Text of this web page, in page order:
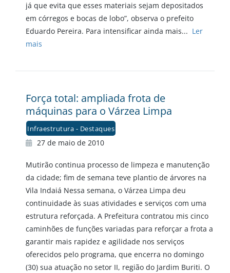
já que evita que esses materiais sejam depositados
em córregos e bocas de lobo”, observa o prefeito
Eduardo Pereira. Para intensificar ainda mais... Ler
mais
Força total: ampliada frota de
máquinas para o Várzea Limpa
Infraestrutura - Destaques
27 de maio de 2010
Mutirão continua processo de limpeza e manutenção
da cidade; fim de semana teve plantio de árvores na
Vila Indaiá Nessa semana, o Várzea Limpa deu
continuidade às suas atividades e serviços com uma
estrutura reforçada. A Prefeitura contratou mis cinco
caminhões de funções variadas para reforçar a frota a
garantir mais rapidez e agilidade nos serviços
oferecidos pelo programa, que encerra no domingo
(30) sua atuação no setor II, região do Jardim Buriti. O